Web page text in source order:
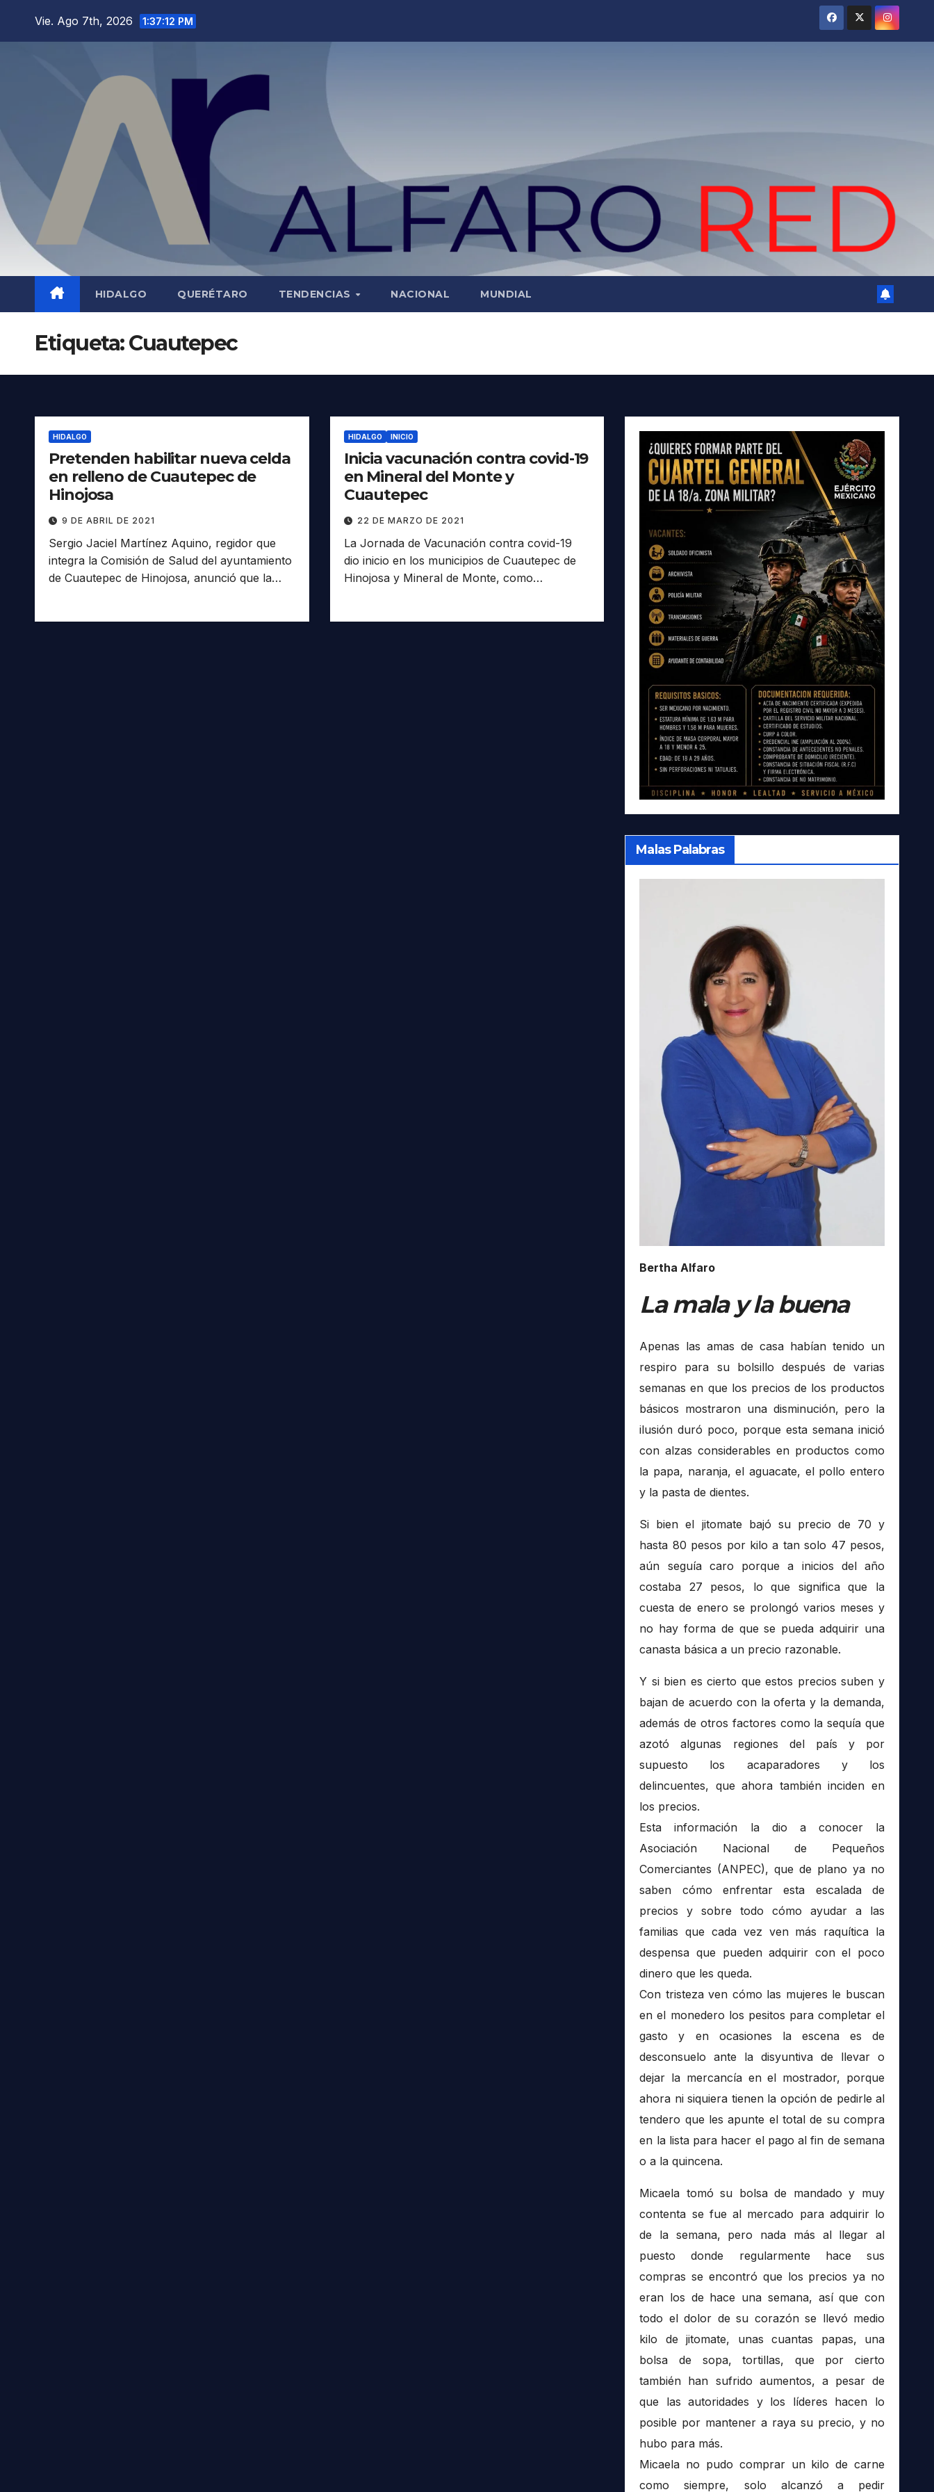
Vie. Ago 7th, 2026 1:37:13 PM
HIDALGO QUERÉTARO TENDENCIAS NACIONAL MUNDIAL
Etiqueta:Cuautepec
HIDALGO
Pretenden habilitar nueva celda
en relleno de Cuautepec de
Hinojosa
9 DE ABRIL DE 2021
Sergio Jaciel Martínez Aquino, regidor que
integra la Comisión de Salud del ayuntamiento
de Cuautepec de Hinojosa, anunció que la…
HIDALGO INICIO
Inicia vacunación contra covid-19
en Mineral del Monte y
Cuautepec
22 DE MARZO DE 2021
La Jornada de Vacunación contra covid-19
dio inicio en los municipios de Cuautepec de
Hinojosa y Mineral de Monte, como…
Malas Palabras
Bertha Alfaro
La mala y la buena
Apenas las amas de casa habían tenido un
respiro para su bolsillo después de varias
semanas en que los precios de los productos
básicos mostraron una disminución, pero la
ilusión duró poco, porque esta semana inició
con alzas considerables en productos como
la papa, naranja, el aguacate, el pollo entero
y la pasta de dientes.
Si bien el jitomate bajó su precio de 70 y
hasta 80 pesos por kilo a tan solo 47 pesos,
aún seguía caro porque a inicios del año
costaba 27 pesos, lo que significa que la
cuesta de enero se prolongó varios meses y
no hay forma de que se pueda adquirir una
canasta básica a un precio razonable.
Y si bien es cierto que estos precios suben y
bajan de acuerdo con la oferta y la demanda,
además de otros factores como la sequía que
azotó algunas regiones del país y por
supuesto los acaparadores y los
delincuentes, que ahora también inciden en
los precios.
Esta información la dio a conocer la
Asociación Nacional de Pequeños
Comerciantes (ANPEC), que de plano ya no
saben cómo enfrentar esta escalada de
precios y sobre todo cómo ayudar a las
familias que cada vez ven más raquítica la
despensa que pueden adquirir con el poco
dinero que les queda.
Con tristeza ven cómo las mujeres le buscan
en el monedero los pesitos para completar el
gasto y en ocasiones la escena es de
desconsuelo ante la disyuntiva de llevar o
dejar la mercancía en el mostrador, porque
ahora ni siquiera tienen la opción de pedirle al
tendero que les apunte el total de su compra
en la lista para hacer el pago al fin de semana
o a la quincena.
Micaela tomó su bolsa de mandado y muy
contenta se fue al mercado para adquirir lo
de la semana, pero nada más al llegar al
puesto donde regularmente hace sus
compras se encontró que los precios ya no
eran los de hace una semana, así que con
todo el dolor de su corazón se llevó medio
kilo de jitomate, unas cuantas papas, una
bolsa de sopa, tortillas, que por cierto
también han sufrido aumentos, a pesar de
que las autoridades y los líderes hacen lo
posible por mantener a raya su precio, y no
hubo para más.
Micaela no pudo comprar un kilo de carne
como siempre, solo alcanzó a pedir